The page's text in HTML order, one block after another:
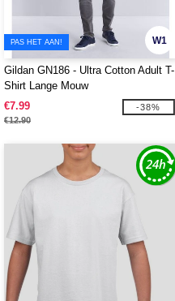
W1
PAS HET AAN!
Gildan GN186 - Ultra Cotton Adult T-
Shirt Lange Mouw
€7.99
€12.90
-38%